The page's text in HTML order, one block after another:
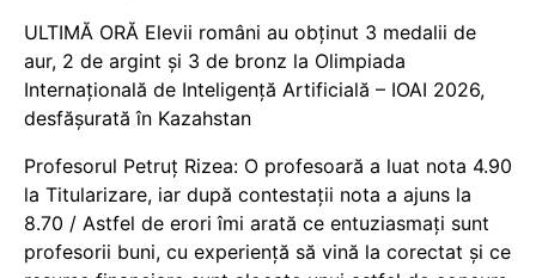
ULTIMĂ ORĂ Elevii români au obținut 3 medalii de
aur, 2 de argint și 3 de bronz la Olimpiada
Internațională de Inteligență Artificială – IOAI 2026,
desfășurată în Kazahstan
Profesorul Petruț Rizea: O profesoară a luat nota 4.90
la Titularizare, iar după contestații nota a ajuns la
8.70 / Astfel de erori îmi arată ce entuziasmați sunt
profesorii buni, cu experiență să vină la corectat și ce